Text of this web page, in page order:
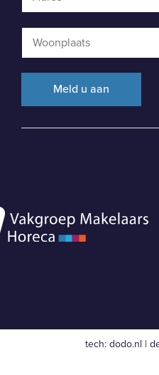
tech:dodo.nl |